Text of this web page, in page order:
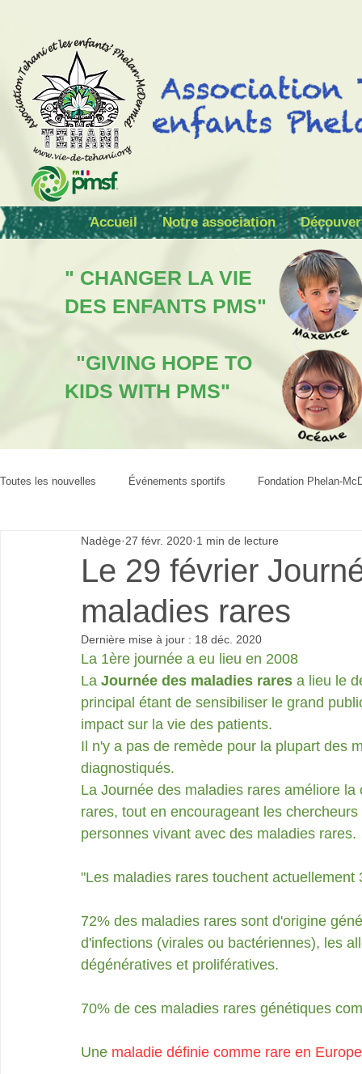
Accueil Notre association
" CHANGER LA VIE
DES ENFANTS PMS"
"GIVING HOPE TO
KIDS WITH PMS"
Toutes les nouvelles Événements sportifs Fondation Phelan-
Le 29 février
maladies rares
Nadège 27 févr. 2020 1 min de lecture
Dernière mise à jour : 18 déc. 2020
La 1ère journée a eu lieu en 2008
La Journée des maladies rares a lieu le
principal étant de sensibiliser le grand
impact sur la vie des patients.
Il n'y a pas de remède pour la plupart des
diagnostiqués.
La Journée des maladies rares améliore
rares, tout en encourageant les
personnes vivant avec des maladies rares.
"Les maladies rares touchent
72% des maladies rares sont d'origine
d'infections (virales ou bactériennes), les
dégénératives et prolifératives.
70% de ces maladies rares génétiques
Une maladie définie comme rare en